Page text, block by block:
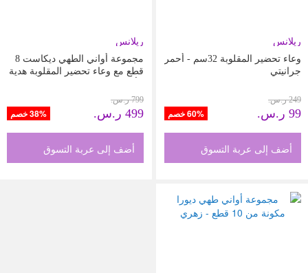
ريلانس
وعاء تحضير المقلوبة 32سم - أحمر
جرانيتي
99 ر.س.‏
249 ر.س.‏
60% خصم
أضف إلى عربة التسوق
ريلانس
مجموعة أواني الطهي ديكاست 8
قطع مع وعاء تحضير المقلوبة هدية
499 ر.س.‏
799 ر.س.‏
38% خصم
أضف إلى عربة التسوق